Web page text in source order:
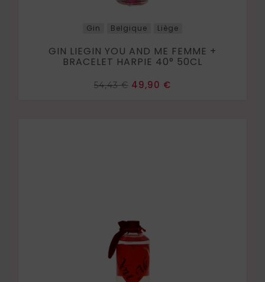
Gin Belgique Liège
GIN LIEGIN YOU AND ME FEMME +
BRACELET HARPIE 40° 50CL
Prix
54,43 € Prix
49,90 €